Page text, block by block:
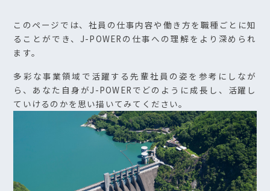
このページでは、社員の仕事内容や働き方を職種ごとに知
ることができ、J-POWERの仕事への理解をより深められ
ます。
多彩な事業領域で活躍する先輩社員の姿を参考にしなが
ら、あなた自身がJ-POWERでどのように成長し、活躍し
ていけるのかを思い描いてみてください。